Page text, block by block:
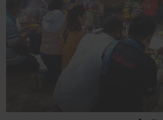
ขอบคุณภาพจาก ไทยรัฐ
วันที่ 14 ตุลาคม 2563 เวลา 13.00 น.